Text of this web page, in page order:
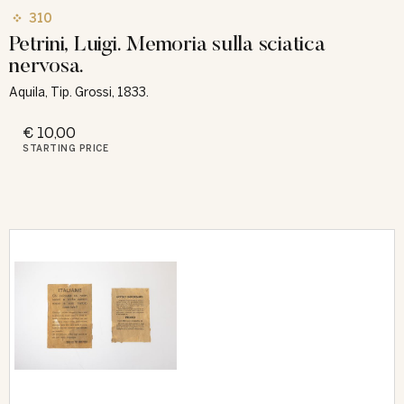
310
Petrini, Luigi. Memoria sulla sciatica
nervosa.
Aquila, Tip. Grossi, 1833.
€ 10,00
STARTING PRICE